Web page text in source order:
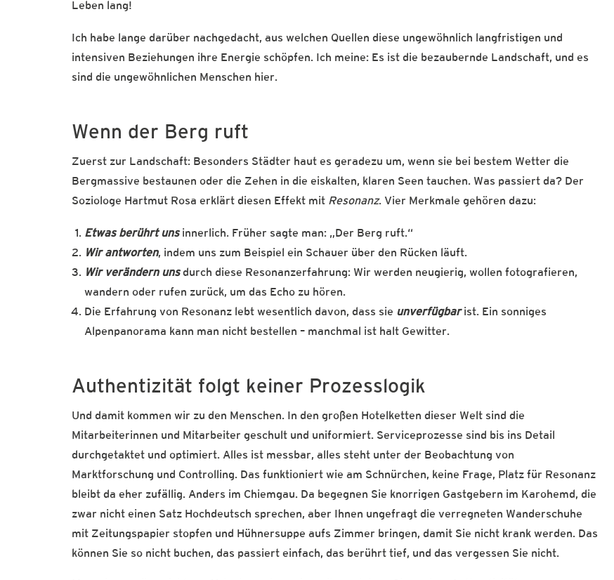
Leben lang!
Ich habe lange darüber nachgedacht, aus welchen Quellen diese ungewöhnlich langfristigen und
intensiven Beziehungen ihre Energie schöpfen. Ich meine: Es ist die bezaubernde Landschaft, und es
sind die ungewöhnlichen Menschen hier.
Wenn der Berg ruft
Zuerst zur Landschaft: Besonders Städter haut es geradezu um, wenn sie bei bestem Wetter die
Bergmassive bestaunen oder die Zehen in die eiskalten, klaren Seen tauchen. Was passiert da? Der
Soziologe Hartmut Rosa erklärt diesen Effekt mit Resonanz. Vier Merkmale gehören dazu:
Etwas berührt uns innerlich. Früher sagte man: „Der Berg ruft.“
Wir antworten, indem uns zum Beispiel ein Schauer über den Rücken läuft.
Wir verändern unsdurch diese Resonanzerfahrung: Wir werden neugierig, wollen fotografieren,
wandern oder rufen zurück, um das Echo zu hören.
Die Erfahrung von Resonanz lebt wesentlich davon, dass sie unverfügbar ist. Ein sonniges
Alpenpanorama kann man nicht bestellen – manchmal ist halt Gewitter.
Authentizität folgt keiner Prozesslogik
Und damit kommen wir zu den Menschen. In den großen Hotelketten dieser Welt sind die
Mitarbeiterinnen und Mitarbeiter geschult und uniformiert. Serviceprozesse sind bis ins Detail
durchgetaktet und optimiert. Alles ist messbar, alles steht unter der Beobachtung von
Marktforschung und Controlling. Das funktioniert wie am Schnürchen, keine Frage, Platz für Resonanz
bleibt da eher zufällig. Anders im Chiemgau. Da begegnen Sie knorrigen Gastgebern im Karohemd, die
zwar nicht einen Satz Hochdeutsch sprechen, aber Ihnen ungefragt die verregneten Wanderschuhe
mit Zeitungspapier stopfen und Hühnersuppe aufs Zimmer bringen, damit Sie nicht krank werden. Das
können Sie so nicht buchen, das passiert einfach, das berührt tief, und das vergessen Sie nicht.